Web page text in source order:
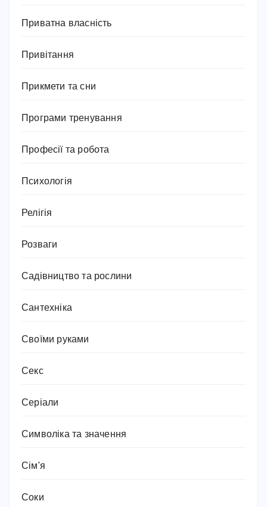
Приватна власність
Привітання
Прикмети та сни
Програми тренування
Професії та робота
Психологія
Релігія
Розваги
Садівництво та рослини
Сантехніка
Своїми руками
Секс
Серіали
Символіка та значення
Сім'я
Соки